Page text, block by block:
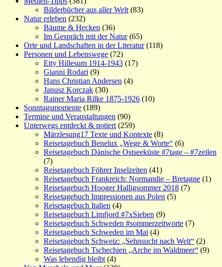
Bilderbücher aus aller Welt (83)
Natur erleben (232)
Bäume & Hecken (36)
Im Gespräch mit der Natur(65)
Orte und Landschaften in der Literatur(118)
Personen und Lebenswege (72)
Etty Hillesum 1914-1943 (17)
Gianni Rodari (9)
Hans Christian Andersen (4)
Janusz Korczak (30)
Rainer Maria Rilke 1875-1926 (10)
Sonntagsmomente (189)
Termine und Veranstaltungen (90)
Unterwegs entdeckt & notiert (259)
Märzlesung17 Texte und Kontexte (8)
Reisetagebuch Benelux „Wege & Worte“ (6)
Reisetagebuch Dänische Ostseeküste #7tage – #7zeilen
(7)
Reisetagebuch Föhrer Inselzeiten (41)
Reisetagebuch Frankreich: Normandie – Bretagne (1)
Reisetagebuch Hooger Halligsommer 2018 (7)
Reisetagebuch Impressionen aus Polen (5)
Reisetagebuch Italien (4)
Reisetagebuch Limfjord #7xSieben (9)
Reisetagebuch Schweden #sommerzeitworte (7)
Reisetagebuch Schweden im Mai (4)
Reisetagebuch Schweiz: „Sehnsucht nach Welt“ (2)
Reisetagebuch Tschechien „Arche im Waldmeer“ (9)
Was lebendig bleibt (4)